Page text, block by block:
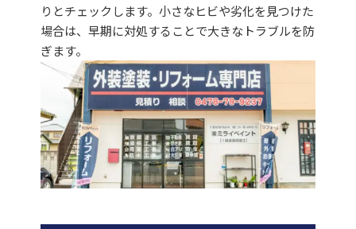
りとチェックします。小さなヒビや劣化を見つけた
場合は、早期に対処することで大きなトラブルを防
ぎます。